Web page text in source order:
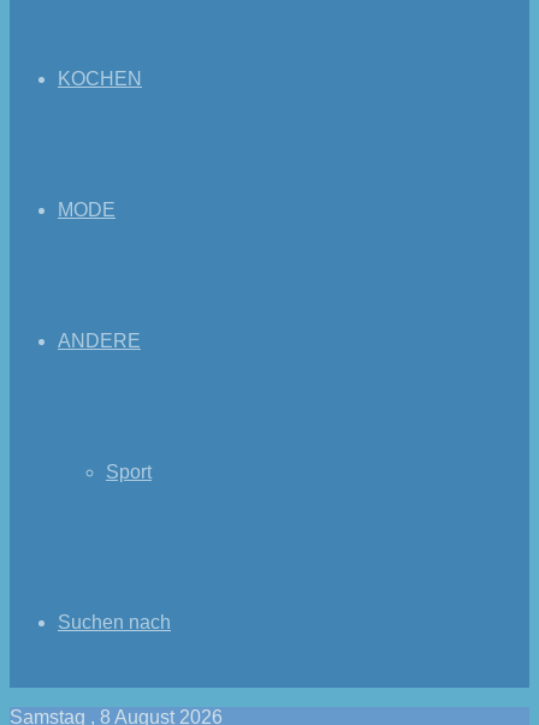
KOCHEN
MODE
ANDERE
Sport
Suchen nach
Samstag , 8 August 2026